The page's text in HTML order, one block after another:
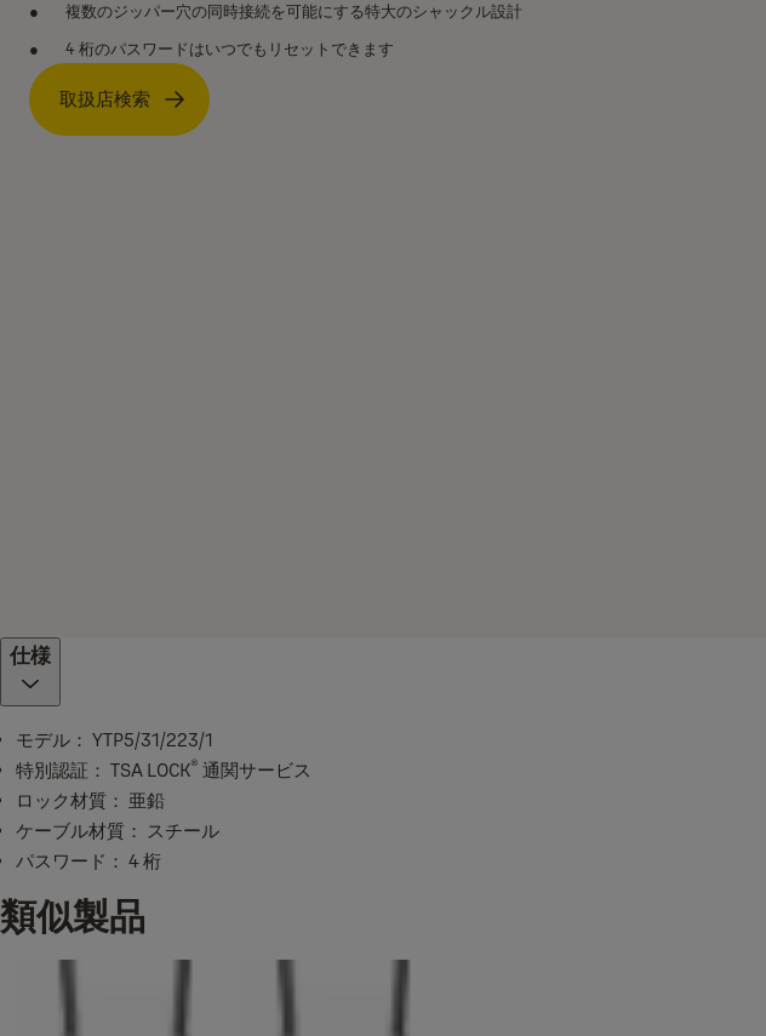
複数のジッパー穴の同時接続を可能にする特大のシャックル設計
4 桁のパスワードはいつでもリセットできます
取扱店検索
仕様
モデル： YTP5/31/223/1
特別認証： TSA LOCK® 通関サービス
ロック材質： 亜鉛
ケーブル材質： スチール
パスワード： 4 桁
類似製品